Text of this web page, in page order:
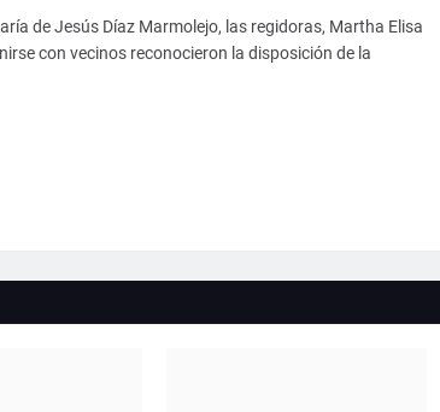
de Jesús Díaz Marmolejo, las regidoras, Martha Elisa
con vecinos reconocieron la disposición de la